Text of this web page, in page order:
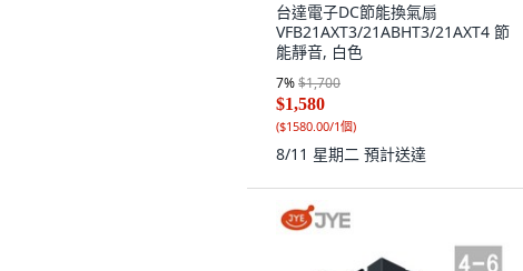
台達電子DC節能換氣扇
VFB21AXT3/21ABHT3/21AXT4 節
能靜音, 白色
7%$1,700
$1,580
($1580.00/1個)
8/11 星期二 預計送達